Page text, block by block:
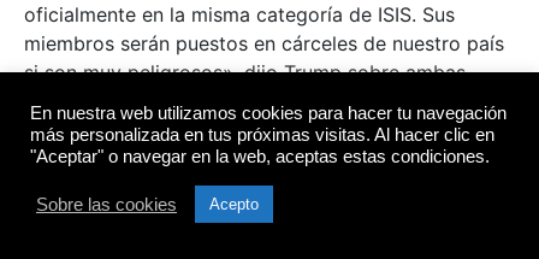
oficialmente en la misma categoría de ISIS. Sus
miembros serán puestos en cárceles de nuestro país
si son muy peligrosos», dijo Trump sobre ambas
organizaciones criminales.
Igualmente, habló sobre la amenaza que estos
estadounidense: «El territorio inmediatamente al sur
En nuestra web utilizamos cookies para hacer tu navegación
más personalizada en tus próximas visitas. Al hacer clic en
"Aceptar" o navegar en la web, aceptas estas condiciones.
Sobre las cookies Acepto